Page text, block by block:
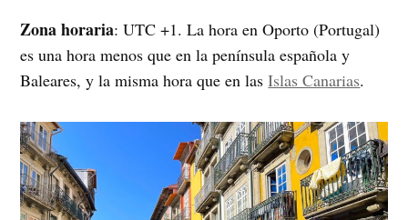
Zona horaria: UTC +1. La hora en Oporto (Portugal)
es una hora menos que en la península española y
Baleares, y la misma hora que en lasIslas Canarias.